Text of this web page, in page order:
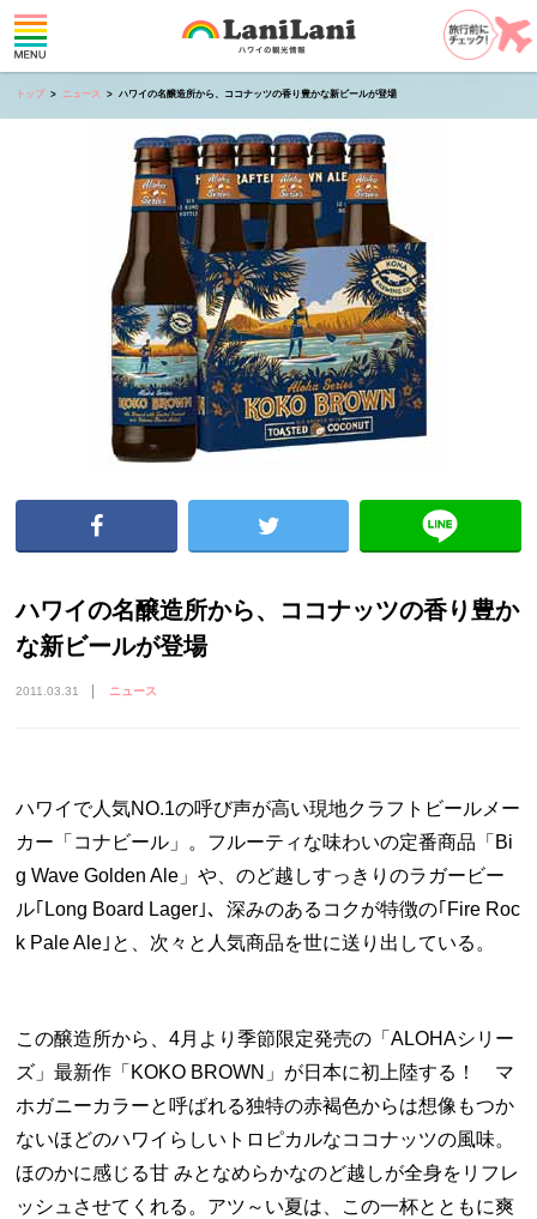
トップ ニュース ハワイの名醸造所から、ココナッツの香り豊かな新ビールが登場
ハワイの名醸造所から、ココナッツの香り豊か
な新ビールが登場
2011.03.31 ニュース
ハワイで人気NO.1の呼び声が高い現地クラフトビールメー
カー「コナビール」。フルーティな味わいの定番商品「Bi
g Wave Golden Ale」や、のど越しすっきりのラガービー
ル｢Long Board Lager｣、深みのあるコクが特徴の｢Fire Roc
k Pale Ale｣と、次々と人気商品を世に送り出している。
この醸造所から、4月より季節限定発売の「ALOHAシリー
ズ」最新作「KOKO BROWN」が日本に初上陸する！ マ
ホガニーカラーと呼ばれる独特の赤褐色からは想像もつか
ないほどのハワイらしいトロピカルなココナッツの風味。
ほのかに感じる甘 みとなめらかなのど越しが全身をリフレ
ッシュさせてくれる。アツ～い夏は、この一杯とともに爽